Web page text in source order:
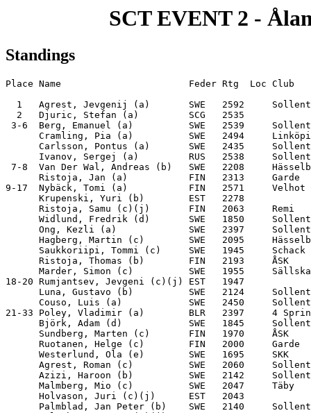
SCT EVENT 2 -
Standings
Place Name                       Feder Rtg  Loc Club
1   Agrest, Jevgenij (a)       SWE   2592
2   Djuric, Stefan (a)         SCG   2535
3-6  Berg, Emanuel (a)          SWE   2539
Cramling, Pia (a)          SWE   2494
Carlsson, Pontus (a)       SWE   2435
Ivanov, Sergej (a)         RUS   2538
7-8  Van Der Wal, Andreas (b)   SWE   2208
Ristoja, Jan (a)           FIN   2313     Garde
9-17  Nybäck, Tomi (a)           FIN   2571
Krupenski, Yuri (b)        EST   2278
Ristoja, Samu (c)(j)       FIN   2063     Remi
Widlund, Fredrik (d)       SWE   1850
Ong, Kezli (a)             SWE   2397
Hagberg, Martin (c)        SWE   2095
Saukkoriipi, Tommi (c)     SWE   1945
Ristoja, Thomas (b)        FIN   2193     ÅSK
Marder, Simon (c)          SWE   1955
18-20 Rumjantsev, Jevgeni (c)(j) EST   1947
Luna, Gustavo (b)          SWE   2124
Couso, Luis (a)            SWE   2450
21-33 Poley, Vladimir (a)        BLR   2397     4
Björk, Adam (d)            SWE   1845
Sundberg, Marten (c)       FIN   1970     ÅSK
Ruotanen, Helge (c)        FIN   2000     Garde
Westerlund, Ola (e)        SWE   1695     SKK
Agrest, Roman (c)          SWE   2060
Azizi, Haroon (b)          SWE   2142
Malmberg, Mio (c)          SWE   2047     Täby
Holvason, Juri (c)(j)      EST   2043
Palmblad, Jan Peter (b)    SWE   2140